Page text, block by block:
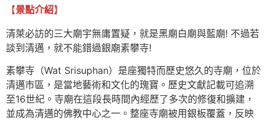
【景點介紹】
清萊必訪的三大廟宇無庸置疑，就是黑廟白廟與藍廟! 不過若
談到清邁，就不能錯過銀廟素攀寺!
素攀寺（Wat Srisuphan）是座獨特而歷史悠久的寺廟，位於
清邁市區，是當地藝術和文化的瑰寶。歷史文獻記載可追溯
至16世紀。寺廟在這段長時間內經歷了多次的修復和擴建，
並成為清邁的佛教中心之一。整座寺廟被用銀板覆蓋，反映